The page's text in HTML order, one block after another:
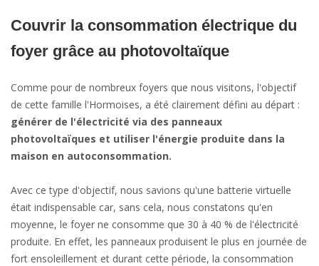
Couvrir la consommation électrique du
foyer grâce au photovoltaïque
Comme pour de nombreux foyers que nous visitons, l'objectif
de cette famille l'Hormoises, a été clairement défini au départ :
générer de l'électricité via des panneaux
photovoltaïques et utiliser l'énergie produite dans la
maison en autoconsommation.
Avec ce type d'objectif, nous savions qu'une batterie virtuelle
était indispensable car, sans cela, nous constatons qu'en
moyenne, le foyer ne consomme que 30 à 40 % de l'électricité
produite. En effet, les panneaux produisent le plus en journée de
fort ensoleillement et durant cette période, la consommation